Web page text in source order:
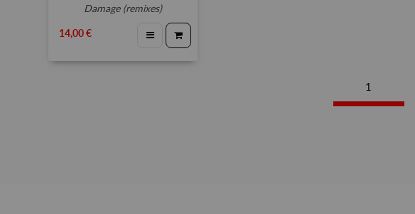
damage (remixes)
14,00 €
1